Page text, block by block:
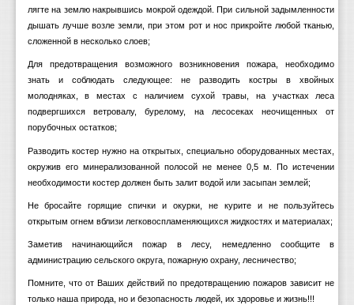
лягте на землю накрывшись мокрой одеждой. При сильной задымленности
дышать лучше возле земли, при этом рот и нос прикройте любой тканью,
сложенной в несколько слоев;
Для предотвращения возможного возникновения пожара, необходимо
знать и соблюдать следующее: не разводить костры в хвойных
молодняках, в местах с наличием сухой травы, на участках леса
подвергшихся ветровалу, бурелому, на лесосеках неочищенных от
порубочных остатков;
Разводить костер нужно на открытых, специально оборудованных местах,
окружив его минерализованной полосой не менее 0,5 м. По истечении
необходимости костер должен быть залит водой или засыпан землей;
Не бросайте горящие спички и окурки, не курите и не пользуйтесь
открытым огнем вблизи легковоспламеняющихся жидкостях и материалах;
Заметив начинающийся пожар в лесу, немедленно сообщите в
администрацию сельского округа, пожарную охрану, лесничество;
Помните, что от Ваших действий по предотвращению пожаров зависит не
только наша природа, но и безопасность людей, их здоровье и жизнь!!!